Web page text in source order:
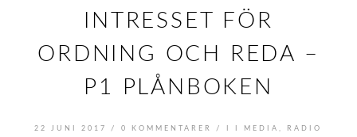
INTRESSET FÖR
ORDNING OCH REDA –
P1 PLÅNBOKEN
22 JUNI 2017 / 0 KOMMENTARER / I MEDIA, RADIO